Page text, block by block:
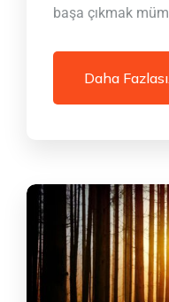
başa çıkmak
Daha